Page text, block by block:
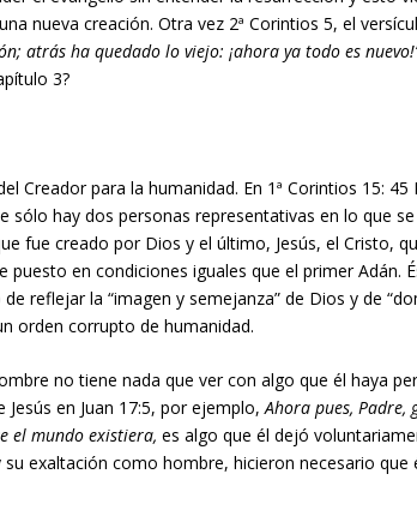
nueva creación. Otra vez 2ª Corintios 5, el
atrás ha quedado lo viejo: ¡ahora ya todo es
3?
Creador para la humanidad. En 1ª Corintios 15: 45
sólo hay dos personas representativas en lo que
fue creado por Dios y el último, Jesús, el Cristo,
en condiciones iguales que el primer Adán.
reflejar la “imagen y semejanza” de Dios y de
orden corrupto de humanidad.
no tiene nada que ver con algo que él haya
en Juan 17:5, por ejemplo,Ahora pues,
el mundo existiera,es algo que él dejó
exaltación como hombre, hicieron necesario que